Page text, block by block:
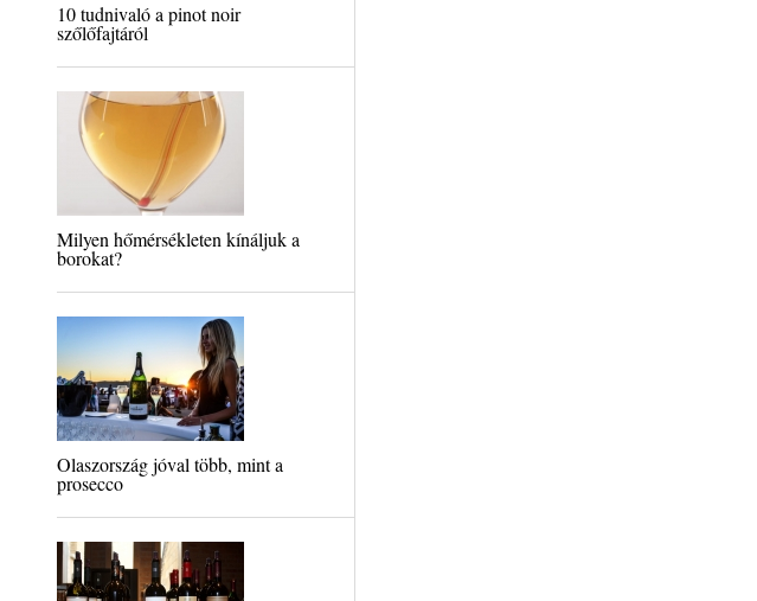
10 tudnivaló a pinot noir
szőlőfajtáról
Milyen hőmérsékleten kínáljuk a
borokat?
Olaszország jóval több, mint a
prosecco